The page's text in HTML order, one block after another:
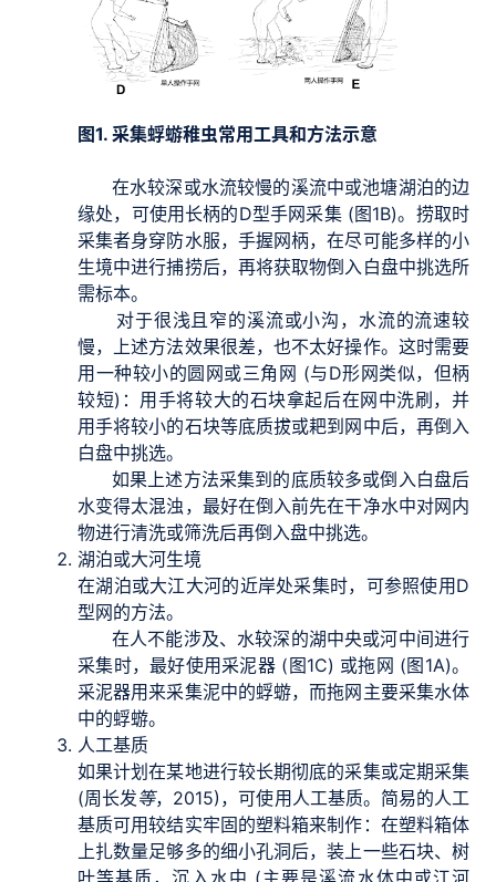
图1. 采集蜉蝣稚虫常用工具和方法示意
在水较深或水流较慢的溪流中或池塘湖泊的边
缘处，可使用长柄的D型手网采集 (图1B)。捞取时
采集者身穿防水服，手握网柄，在尽可能多样的小
生境中进行捕捞后，再将获取物倒入白盘中挑选所
需标本。
对于很浅且窄的溪流或小沟，水流的流速较
慢，上述方法效果很差，也不太好操作。这时需要
用一种较小的圆网或三角网 (与D形网类似，但柄
较短)：用手将较大的石块拿起后在网中洗刷，并
用手将较小的石块等底质拔或耙到网中后，再倒入
白盘中挑选。
如果上述方法采集到的底质较多或倒入白盘后
水变得太混浊，最好在倒入前先在干净水中对网内
物进行清洗或筛洗后再倒入盘中挑选。
湖泊或大河生境
在湖泊或大江大河的近岸处采集时，可参照使用D
型网的方法。
在人不能涉及、水较深的湖中央或河中间进行
采集时，最好使用采泥器 (图1C) 或拖网 (图1A)。
采泥器用来采集泥中的蜉蝣，而拖网主要采集水体
中的蜉蝣。
人工基质
如果计划在某地进行较长期彻底的采集或定期采集
(周长发等，2015)，可使用人工基质。简易的人工
基质可用较结实牢固的塑料箱来制作：在塑料箱体
上扎数量足够多的细小孔洞后，装上一些石块、树
叶等基质，沉入水中 (主要是溪流水体中或江河